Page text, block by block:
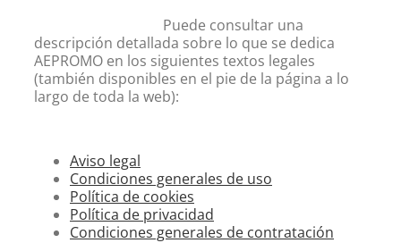
Puede consultar una
descripción detallada sobre lo que se dedica
AEPROMO en los siguientes textos legales
(también disponibles en el pie de la página a lo
largo de toda la web):
Aviso legal
Condiciones generales de uso
Política de cookies
Política de privacidad
Condiciones generales de contratación